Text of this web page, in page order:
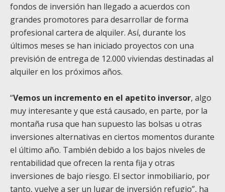
fondos de inversión han llegado a acuerdos con
grandes promotores para desarrollar de forma
profesional cartera de alquiler. Así, durante los
últimos meses se han iniciado proyectos con una
previsión de entrega de 12.000 viviendas destinadas al
alquiler en los próximos años.
“Vemos un incremento en el apetito inversor, algo
muy interesante y que está causado, en parte, por la
montaña rusa que han supuesto las bolsas u otras
inversiones alternativas en ciertos momentos durante
el último año. También debido a los bajos niveles de
rentabilidad que ofrecen la renta fija y otras
inversiones de bajo riesgo. El sector inmobiliario, por
tanto, vuelve a ser un lugar de inversión refugio”, ha